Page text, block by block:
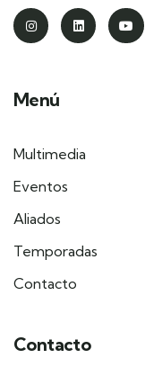
Menú
Multimedia
Eventos
Aliados
Temporadas
Contacto
Contacto